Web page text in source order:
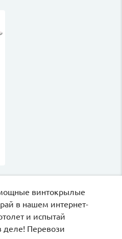
винтокрылые
в нашем интернет-
и испытай
деле! Перевози